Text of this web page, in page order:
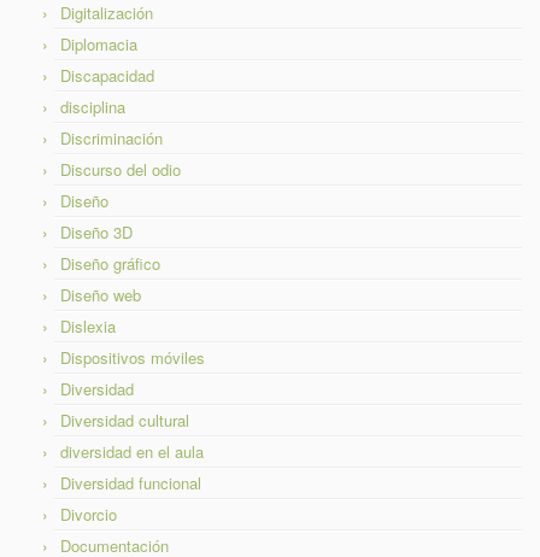
Digitalización
Diplomacia
Discapacidad
disciplina
Discriminación
Discurso del odio
Diseño
Diseño 3D
Diseño gráfico
Diseño web
Dislexia
Dispositivos móviles
Diversidad
Diversidad cultural
diversidad en el aula
Diversidad funcional
Divorcio
Documentación